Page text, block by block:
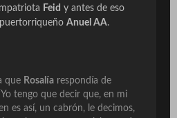
Feid y antes de eso
Anuel AA.
que Rosalía respondía de
tengo que decir que, en mi
es así, un cabrón, le decimos,